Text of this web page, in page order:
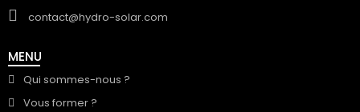
contact@hydro-solar.com
MENU
Qui sommes-nous ?
Vous former ?